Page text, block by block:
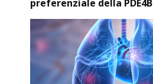
preferenziale della PDE4B